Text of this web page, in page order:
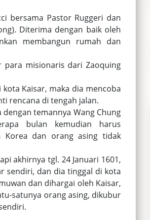
bersama Pastor Ruggeri dan
Diterima dengan baik oleh
membangun rumah dan
para misionaris dari Zaoquing
Kaisar, maka dia mencoba
rencana di tengah jalan.
temannya Wang Chung
bulan kemudian harus
Korea dan orang asing tidak
akhirnya tgl. 24 Januari 1601,
sendiri, dan dia tinggal di kota
dan dihargai oleh Kaisar,
satunya orang asing, dikubur